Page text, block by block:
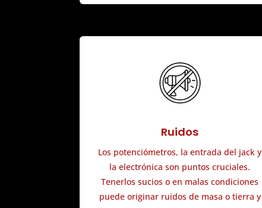
Ruidos
Los potenciómetros, la entrada del jack y
la electrónica son puntos cruciales.
Tenerlos sucios o en malas condiciones
puede originar ruidos de masa o tierra y